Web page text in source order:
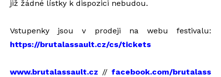
již žádné lístky k dispozici nebudou.
Vstupenky jsou v prodeji na webu festivalu:
https://brutalassault.cz/cs/tickets
www.brutalassault.cz // facebook.com/brutalass